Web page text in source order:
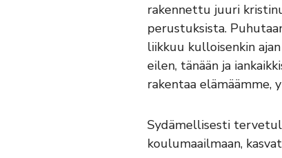
rakennettu juuri
perustuksista.
liikkuu kulloisenkin
eilen, tänään ja
rakentaa elämäämme,
Sydämellisesti
koulumaailmaan,